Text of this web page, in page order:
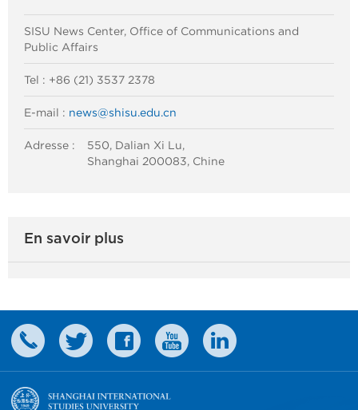
SISU News Center, Office of Communications and
Public Affairs
Tel : +86 (21) 3537 2378
E-mail : news@shisu.edu.cn
Adresse :
550, Dalian Xi Lu,
Shanghai 200083, Chine
En savoir plus